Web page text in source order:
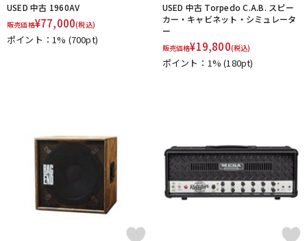
USED 中古 1960AV
販売価格¥77,000(税込)
ポイント：1% (700pt)
USED 中古 Torpedo C.A.B. スピー
カー・キャビネット・シミュレータ
ー
販売価格¥19,800(税込)
ポイント：1%(180pt)